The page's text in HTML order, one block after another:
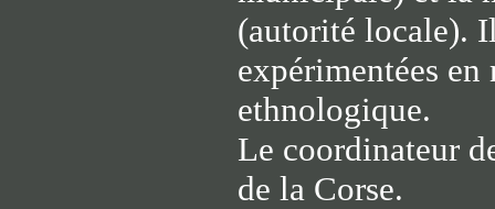
(autorité locale).
expérimentées
ethnologique.
Le coordinateur
de la Corse.